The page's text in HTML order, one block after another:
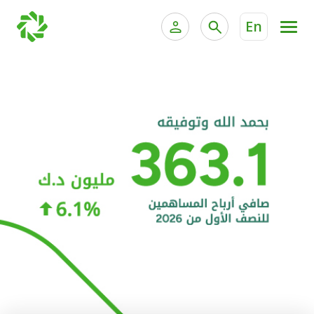
En
الخدمات المصرفية الإلكترونية للشركات
خدمة "بيتك" للتداول الإلكتروني
الحسابات المصرفية
البطاقات
"برامج العملاء"